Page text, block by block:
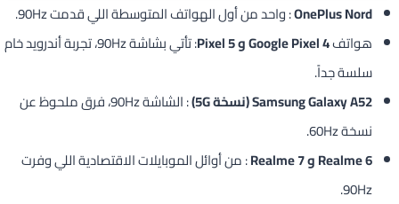
OnePlus Nord: واحد من أول الهواتف المتوسطة اللي قدمت 90Hz.
هواتفGoogle Pixel 4 و Pixel 5
: تأتي بشاشة 90Hz، تجربة أندرويد خام
سلسة جداً.
Samsung Galaxy A52 (نسخة 5G)
: الشاشة 90Hz، فرق ملحوظ عن
نسخة 60Hz.
Realme 6 و Realme 7
: من أوائل الموبايلات الاقتصادية اللي وفرت
90Hz.